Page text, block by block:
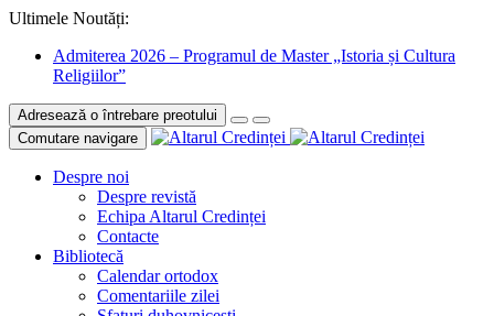
Ultimele Noutăți:
Admiterea 2026 – Programul de Master „Istoria și Cultura
Religiilor”
Adresează o întrebare preotului
Comutare navigare
Despre noi
Despre revistă
Echipa Altarul Credinței
Contacte
Bibliotecă
Calendar ortodox
Comentariile zilei